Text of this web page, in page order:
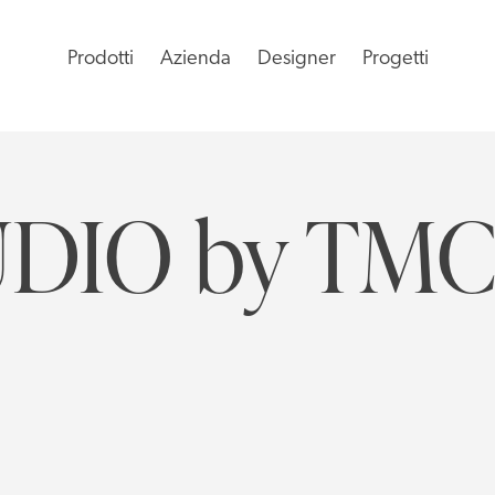
Prodotti Azienda Designer Progetti
by TMC